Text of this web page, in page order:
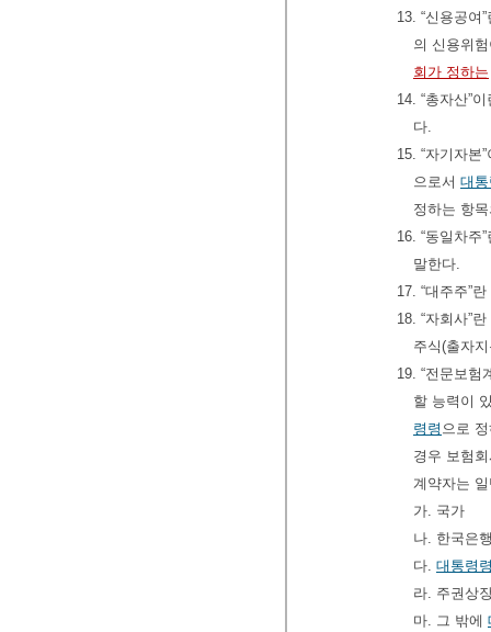
13. “신용공여
의 신용위
회가 정하는
14. “총자산”
다.
15. “자기자본
으로서 대
정하는 항
16. “동일차주
말한다.
17. “대주주”란
18. “자회사”
주식(출자
19. “전문보험
할 능력이
령령 으로
경우 보험
계약자는
가. 국가
나. 한국은
다. 대통령
라. 주권상
마. 그 밖에